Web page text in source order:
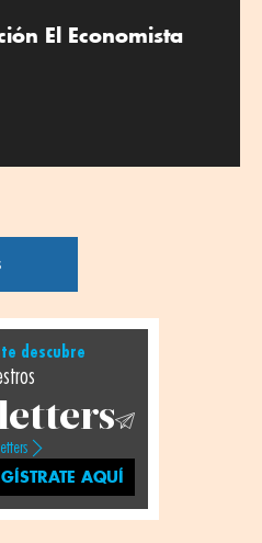
El Economista
descubre
AQUÍ